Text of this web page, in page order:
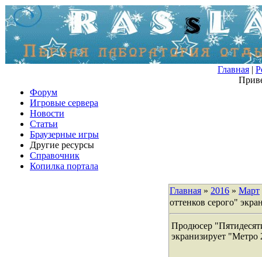
Главная |
Форум
Игровые сервера
Новости
Статьи
Браузерные игры
Другие ресурсы
Справочник
Копилка портала
Главная » 2016 » Март
оттенков серого"
Продюсер
экранизирует "Метро